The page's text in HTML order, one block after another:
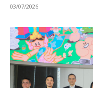
03/07/2026